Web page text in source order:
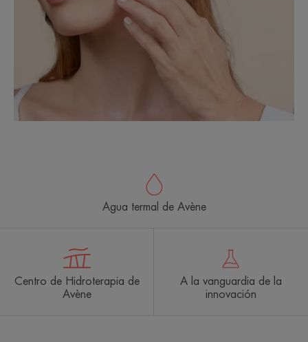
Agua termal de Avène
Centro de Hidroterapia de
Avène
A la vanguardia de la
innovación